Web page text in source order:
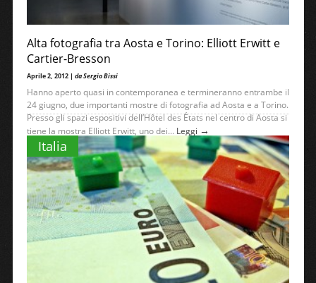
Alta fotografia tra Aosta e Torino: Elliott Erwitt e
Cartier-Bresson
Aprile 2, 2012 | da Sergio Bissi
Hanno aperto quasi in contemporanea e termineranno entrambe il
24 giugno, due importanti mostre di fotografia ad Aosta e a Torino.
Presso gli spazi espositivi dell’Hôtel des États nel centro di Aosta si
tiene la mostra Elliott Erwitt, uno dei... Leggi →
Italia